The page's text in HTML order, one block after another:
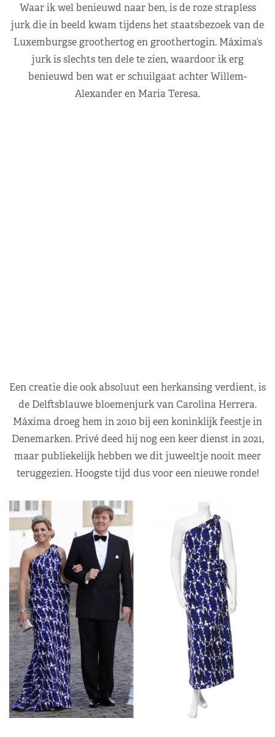
Waar ik wel benieuwd naar ben, is de roze strapless
jurk die in beeld kwam tijdens het staatsbezoek van de
Luxemburgse groothertog en groothertogin. Máxima’s
jurk is slechts ten dele te zien, waardoor ik erg
benieuwd ben wat er schuilgaat achter Willem-
Alexander en Maria Teresa.
Een creatie die ook absoluut een herkansing verdient, is
de Delftsblauwe bloemenjurk van Carolina Herrera.
Máxima droeg hem in 2010 bij een koninklijk feestje in
Denemarken. Privé deed hij nog een keer dienst in 2021,
maar publiekelijk hebben we dit juweeltje nooit meer
teruggezien. Hoogste tijd dus voor een nieuwe ronde!